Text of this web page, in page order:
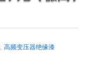
高频变压器绝缘漆